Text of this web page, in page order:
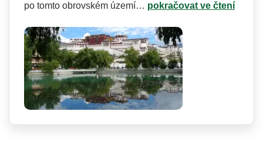
po tomto obrovském území… pokračovat ve čtení